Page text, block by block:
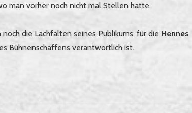
man vorher noch nicht mal Stellen hatte.
die Lachfalten seines Publikums, für die Hennes
Bühnenschaffens verantwortlich ist.